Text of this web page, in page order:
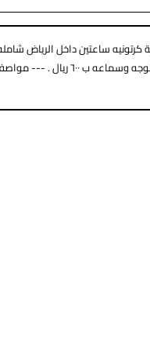
ساعتين داخل الرياض
والمسابقات ورسم علي الوجه